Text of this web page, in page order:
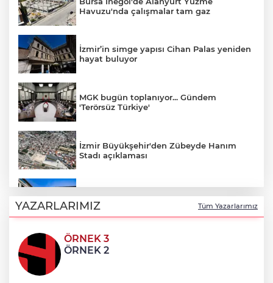
Havuzu'nda çalışmalar tam gaz
İzmir’in simge yapısı Cihan Palas yeniden
hayat buluyor
MGK bugün toplanıyor... Gündem
'Terörsüz Türkiye'
İzmir Büyükşehir'den Zübeyde Hanım
Stadı açıklaması
vitrininde
Genel Sekreter Dr. Baraçlı’dan Gölcük’teki
projelere yakın takip
YAZARLARIMIZ Tüm Yazarlarımız
ÖRNEK 3
ÖRNEK 2